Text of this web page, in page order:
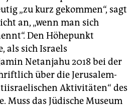
„zu kurz gekommen“, sagt
an, „wenn man sich
Den Höhepunkt
als sich Israels
Netanjahu 2018 bei der
über die Jerusalem-
Aktivitäten“ des
Muss das Jüdische Museum